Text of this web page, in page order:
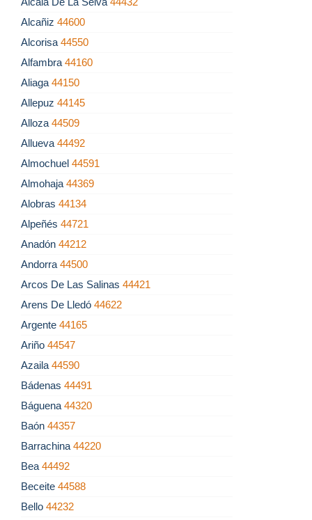
Alcañiz 44600
Alcorisa 44550
Alfambra 44160
Aliaga 44150
Allepuz 44145
Alloza 44509
Allueva 44492
Almochuel 44591
Almohaja 44369
Alobras 44134
Alpeñés 44721
Anadón 44212
Andorra 44500
Arcos De Las Salinas 44421
Arens De Lledó 44622
Argente 44165
Ariño 44547
Azaila 44590
Bádenas 44491
Báguena 44320
Baón 44357
Barrachina 44220
Bea 44492
Beceite 44588
Bello 44232